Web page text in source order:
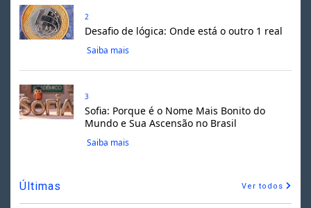
2
Desafio de lógica: Onde está o outro 1 real
Saiba mais
3
Sofia: Porque é o Nome Mais Bonito do
Mundo e Sua Ascensão no Brasil
Saiba mais
Últimas Ver todos